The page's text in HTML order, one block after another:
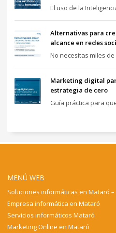
El uso de la
Alternativas para
alcance en redes
No necesitas miles
Marketing digital
estrategia de cero
Guía práctica para
MENÚ WEB
Soluciones informáticas en Mataró –
Empresa informática en Mataró
Servicios informáticos Mataró
Marketing Online en Mataró